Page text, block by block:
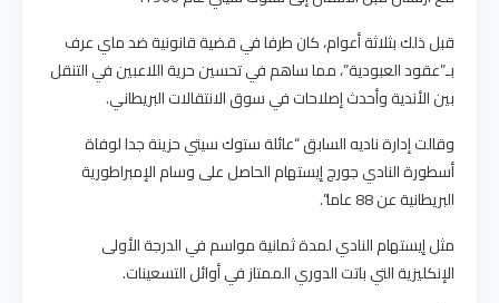
قبل ذلك بثلاثة أعوام، كان طرفا في قضية قانونية ضد ماي عرف
بـ”عقود العبودية”، مما ساهم في تحسين حرية اللاعبين في التنقل
بين الأندية وأحدث إصلاحات في سوق الانتقالات البريطاني.
وقالت إدارة ناديه السابق “عائلة ستوك سيتي حزينة جدا لوفاة
أسطورة النادي جورج إيستهام الحاصل على وسام الإمبراطورية
البريطانية عن 88 عاما”.
مثل إيستهام النادي لمدة ثمانية مواسم في الدرجة الأولى
الإنكليزية التي باتت الدوري الممتاز في أوائل التسعينات.